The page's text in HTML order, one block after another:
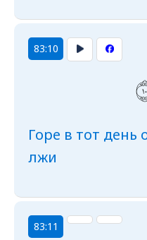
83:10
Горе в тот
лжи
83:11